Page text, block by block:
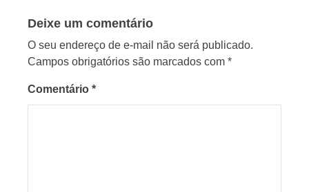
Deixe um comentário
O seu endereço de e-mail não será publicado.
Campos obrigatórios são marcados com *
Comentário *